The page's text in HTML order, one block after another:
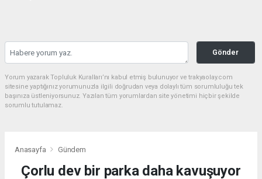
Gönder
Yorum yazarak Topluluk Kuralları’nı kabul etmiş bulunuyor ve trakyaolay.com
sitesine yaptığınız yorumunuzla ilgili doğrudan veya dolaylı tüm sorumluluğu tek
başınıza üstleniyorsunuz. Yazılan tüm yorumlardan site yönetimi hiçbir şekilde
sorumlu tutulamaz.
Anasayfa Gündem
Çorlu dev bir parka daha kavuşuyor